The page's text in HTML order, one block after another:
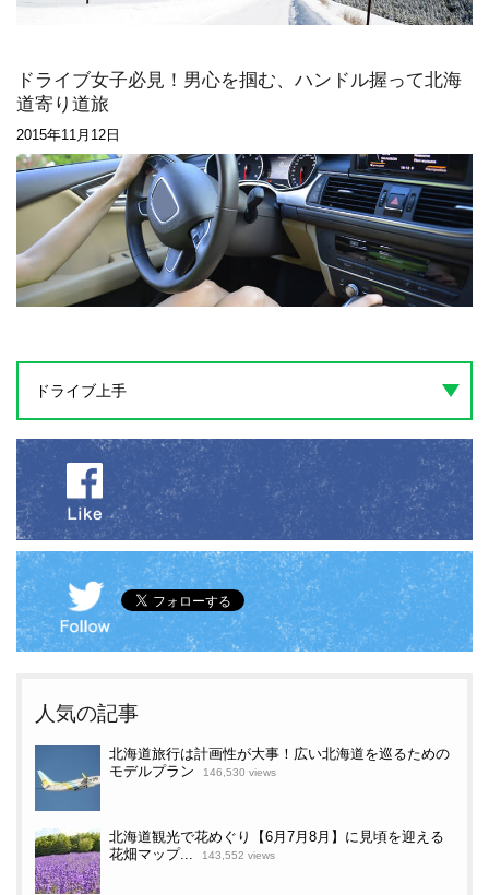
ドライブ女子必見！男心を掴む、ハンドル握って北海
道寄り道旅
2015年11月12日
ドライブ上手
人気の記事
北海道旅行は計画性が大事！広い北海道を巡るための
モデルプラン
146,530 views
北海道観光で花めぐり【6月7月8月】に見頃を迎える
花畑マップ...
143,552 views